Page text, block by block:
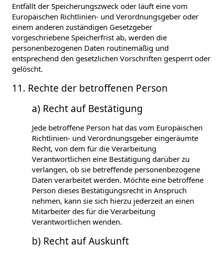
Entfällt der Speicherungszweck oder läuft eine vom
Europäischen Richtlinien- und Verordnungsgeber oder
einem anderen zuständigen Gesetzgeber
vorgeschriebene Speicherfrist ab, werden die
personenbezogenen Daten routinemäßig und
entsprechend den gesetzlichen Vorschriften gesperrt oder
gelöscht.
11. Rechte der betroffenen Person
a) Recht auf Bestätigung
Jede betroffene Person hat das vom Europäischen
Richtlinien- und Verordnungsgeber eingeräumte
Recht, von dem für die Verarbeitung
Verantwortlichen eine Bestätigung darüber zu
verlangen, ob sie betreffende personenbezogene
Daten verarbeitet werden. Möchte eine betroffene
Person dieses Bestätigungsrecht in Anspruch
nehmen, kann sie sich hierzu jederzeit an einen
Mitarbeiter des für die Verarbeitung
Verantwortlichen wenden.
b) Recht auf Auskunft